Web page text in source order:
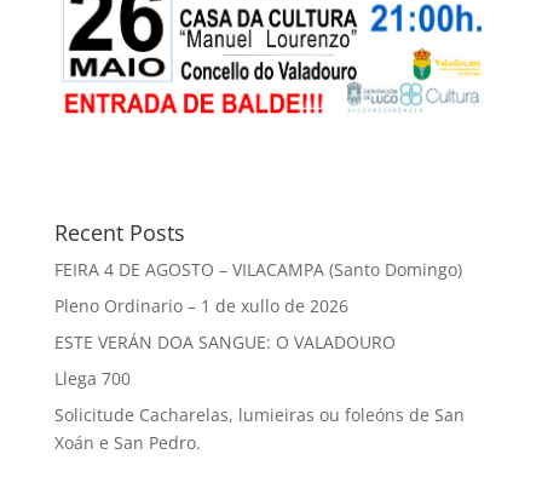
Recent Posts
FEIRA 4 DE AGOSTO – VILACAMPA (Santo Domingo)
Pleno Ordinario – 1 de xullo de 2026
ESTE VERÁN DOA SANGUE: O VALADOURO
Llega 700
Solicitude Cacharelas, lumieiras ou foleóns de San
Xoán e San Pedro.